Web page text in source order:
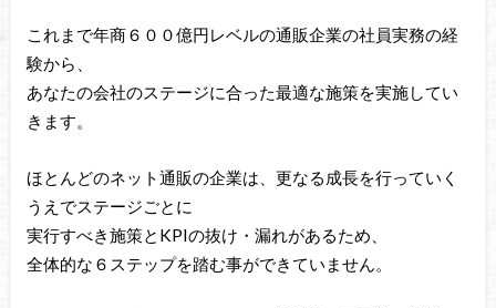
これまで年商６００億円レベルの通販企業の社員実務の経
験から、
あなたの会社のステージに合った最適な施策を実施してい
きます。
ほとんどのネット通販の企業は、更なる成長を行っていく
うえでステージごとに
実行すべき施策とKPIの抜け・漏れがあるため、
全体的な６ステップを踏む事ができていません。